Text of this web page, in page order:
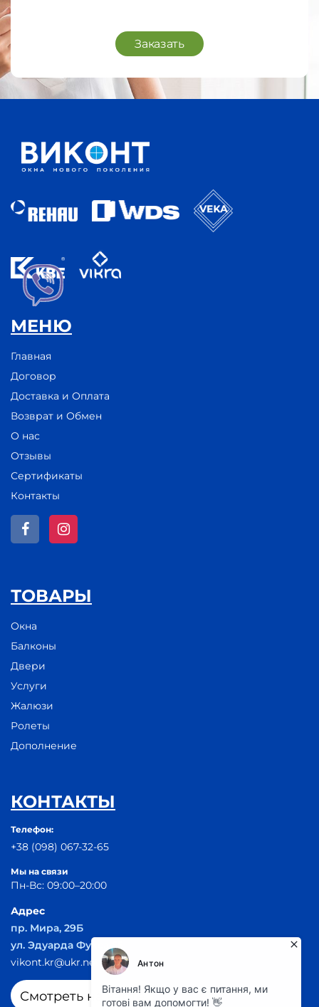
Заказать
МЕНЮ
Главная
Договор
Доставка и Оплата
Возврат и Обмен
О нас
Отзывы
Сертификаты
Контакты
ТОВАРЫ
Окна
Балконы
Двери
Услуги
Жалюзи
Ролеты
Дополнение
КОНТАКТЫ
Телефон:
+38 (098) 067-32-65
Мы на связи
Пн-Вс: 09:00–20:00
Адрес
пр. Мира, 29Б
ул. Эдуарда Фукса 55
vikont.kr@ukr.net
Смотреть на карте